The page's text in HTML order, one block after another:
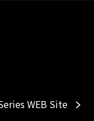
WEB Site